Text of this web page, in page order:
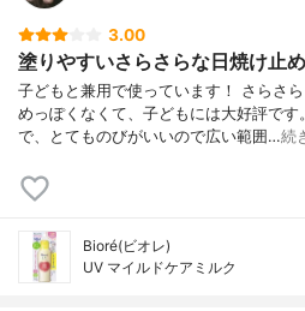
3.00
塗りやすいさらさらな日焼け止め
子どもと兼用で使っています！ さらさ
めっぽくなくて、子どもには大好評で
で、とてものびがいいので広い範囲…続
Bioré(ビオレ)
UV マイルドケアミルク